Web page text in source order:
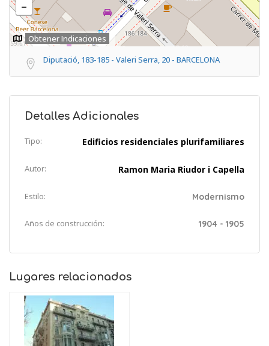
Obtener Indicaciones
Diputació, 183-185 - Valeri Serra, 20 - BARCELONA
Detalles Adicionales
Tipo: Edificios residenciales plurifamiliares
Autor: Ramon Maria Riudor i Capella
Estilo: Modernismo
Años de construcción: 1904 - 1905
Lugares relacionados